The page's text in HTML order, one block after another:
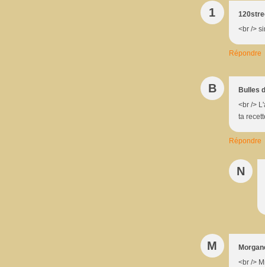
1
<br />
Répondre
B
Bulles
<br />
ta
Répondre
N
M
<br />